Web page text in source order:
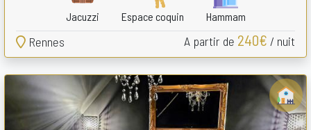
Jacuzzi Espace coquin Hammam
Rennes A partir de 240€ / nuit